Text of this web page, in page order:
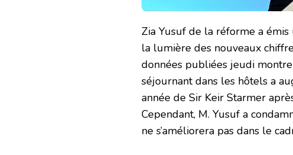
Zia Yusuf de la réforme a
la lumière des nouveaux
données publiées jeudi
séjournant dans les hôtels a
année de Sir Keir Starmer
Cependant, M. Yusuf a
ne s’améliorera pas dans le